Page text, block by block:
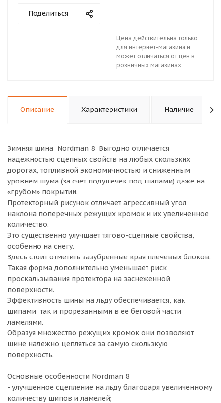
Поделиться
Цена действительна только
для интернет-магазина и
может отличаться от цен в
розничных магазинах
Описание Характеристики Наличие
Зимняя шина Nordman 8 Выгодно отличается
надежностью сцепных свойств на любых скользких
дорогах, топливной экономичностью и сниженным
уровнем шума (за счет подушечек под шипами) даже на
«грубом» покрытии.
Протекторный рисунок отличает агрессивный угол
наклона поперечных режущих кромок и их увеличенное
количество.
Это существенно улучшает тягово-сцепные свойства,
особенно на снегу.
Здесь стоит отметить зазубренные края плечевых блоков.
Такая форма дополнительно уменьшает риск
проскальзывания протектора на заснеженной
поверхности.
Эффективность шины на льду обеспечивается, как
шипами, так и прорезанными в ее беговой части
ламелями.
Образуя множество режущих кромок они позволяют
шине надежно цепляться за самую скользкую
поверхность.
Основные особенности Nordman 8
- улучшенное сцепление на льду благодаря увеличенному
количеству шипов и ламелей;